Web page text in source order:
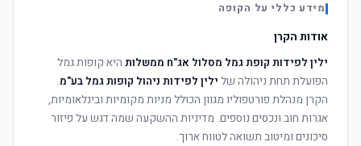
מידע כללי על הקופה
אודות הקרן
ילין לפידות קופת גמל מסלול אג"ח ממשלות היא קופות גמל
הפועלת תחת ניהולה של ילין לפידות ניהול קופות גמל בע"מ.
הקרן מנהלת פורטפוליו מגוון הכולל מניות מקומיות ובינלאומיות,
אגרות חוב ונכסים נוספים. מדיניות ההשקעה שמה דגש על פיזור
סיכונים ומיטוב תשואה לטווח ארוך.